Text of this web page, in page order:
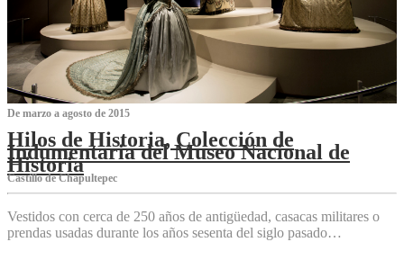
De marzo a agosto de 2015
Hilos de Historia, Colección de
Indumentaria del Museo Nacional de
Historia
Castillo de Chapultepec
Vestidos con cerca de 250 años de antigüedad, casacas militares o
prendas usadas durante los años sesenta del siglo pasado…